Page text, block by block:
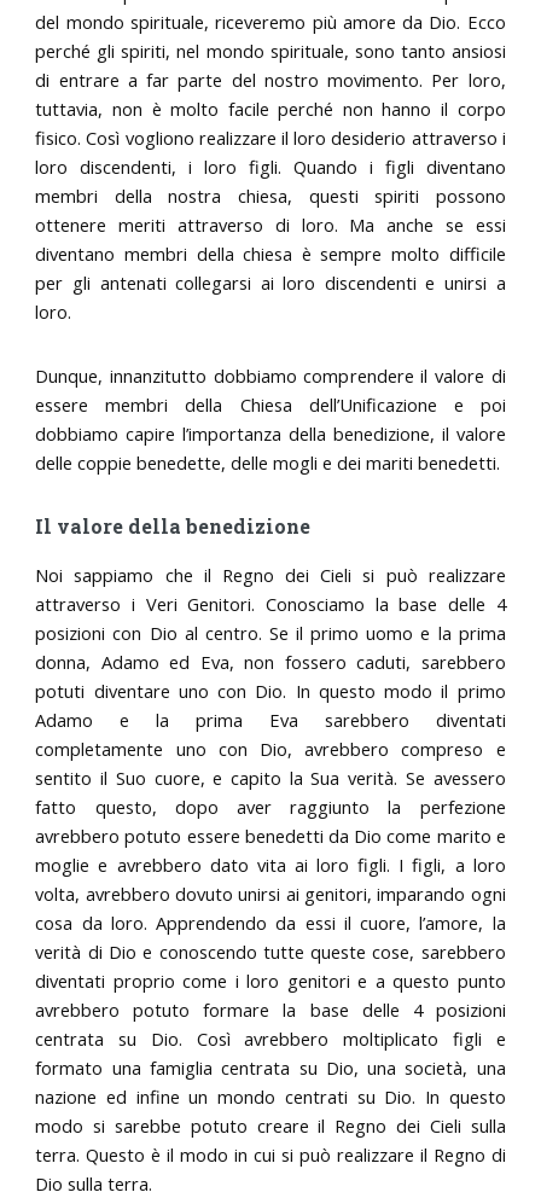
del mondo spirituale, riceveremo più amore da Dio. Ecco
perché gli spiriti, nel mondo spirituale, sono tanto ansiosi
di entrare a far parte del nostro movimento. Per loro,
tuttavia, non è molto facile perché non hanno il corpo
fisico. Così vogliono realizzare il loro desiderio attraverso i
loro discendenti, i loro figli. Quando i figli diventano
membri della nostra chiesa, questi spiriti possono
ottenere meriti attraverso di loro. Ma anche se essi
diventano membri della chiesa è sempre molto difficile
per gli antenati collegarsi ai loro discendenti e unirsi a
loro.
Dunque, innanzitutto dobbiamo comprendere il valore di
essere membri della Chiesa dell’Unificazione e poi
dobbiamo capire l’importanza della benedizione, il valore
delle coppie benedette, delle mogli e dei mariti benedetti.
Il valore della benedizione
Noi sappiamo che il Regno dei Cieli si può realizzare
attraverso i Veri Genitori. Conosciamo la base delle 4
posizioni con Dio al centro. Se il primo uomo e la prima
donna, Adamo ed Eva, non fossero caduti, sarebbero
potuti diventare uno con Dio. In questo modo il primo
Adamo e la prima Eva sarebbero diventati
completamente uno con Dio, avrebbero compreso e
sentito il Suo cuore, e capito la Sua verità. Se avessero
fatto questo, dopo aver raggiunto la perfezione
avrebbero potuto essere benedetti da Dio come marito e
moglie e avrebbero dato vita ai loro figli. I figli, a loro
volta, avrebbero dovuto unirsi ai genitori, imparando ogni
cosa da loro. Apprendendo da essi il cuore, l’amore, la
verità di Dio e conoscendo tutte queste cose, sarebbero
diventati proprio come i loro genitori e a questo punto
avrebbero potuto formare la base delle 4 posizioni
centrata su Dio. Così avrebbero moltiplicato figli e
formato una famiglia centrata su Dio, una società, una
nazione ed infine un mondo centrati su Dio. In questo
modo si sarebbe potuto creare il Regno dei Cieli sulla
terra. Questo è il modo in cui si può realizzare il Regno di
Dio sulla terra.